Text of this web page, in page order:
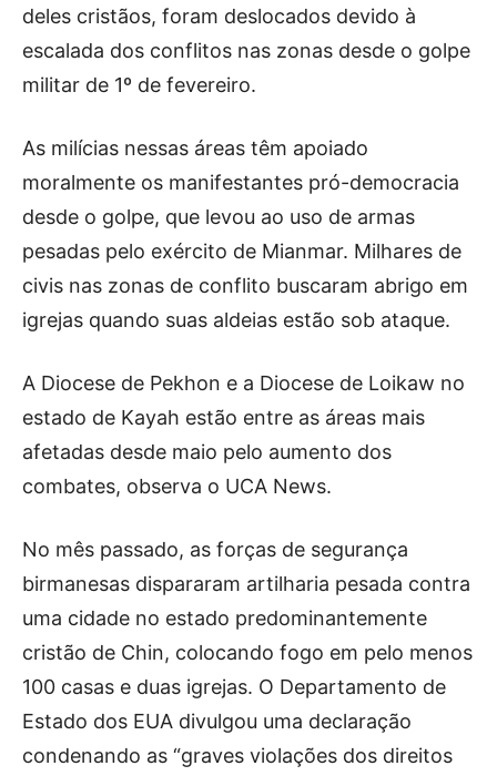
deles cristãos, foram deslocados devido à
escalada dos conflitos nas zonas desde o golpe
militar de 1º de fevereiro.
As milícias nessas áreas têm apoiado
moralmente os manifestantes pró-democracia
desde o golpe, que levou ao uso de armas
pesadas pelo exército de Mianmar. Milhares de
civis nas zonas de conflito buscaram abrigo em
igrejas quando suas aldeias estão sob ataque.
A Diocese de Pekhon e a Diocese de Loikaw no
estado de Kayah estão entre as áreas mais
afetadas desde maio pelo aumento dos
combates, observa o UCA News.
No mês passado, as forças de segurança
birmanesas dispararam artilharia pesada contra
uma cidade no estado predominantemente
cristão de Chin, colocando fogo em pelo menos
100 casas e duas igrejas. O Departamento de
Estado dos EUA divulgou uma declaração
condenando as “graves violações dos direitos